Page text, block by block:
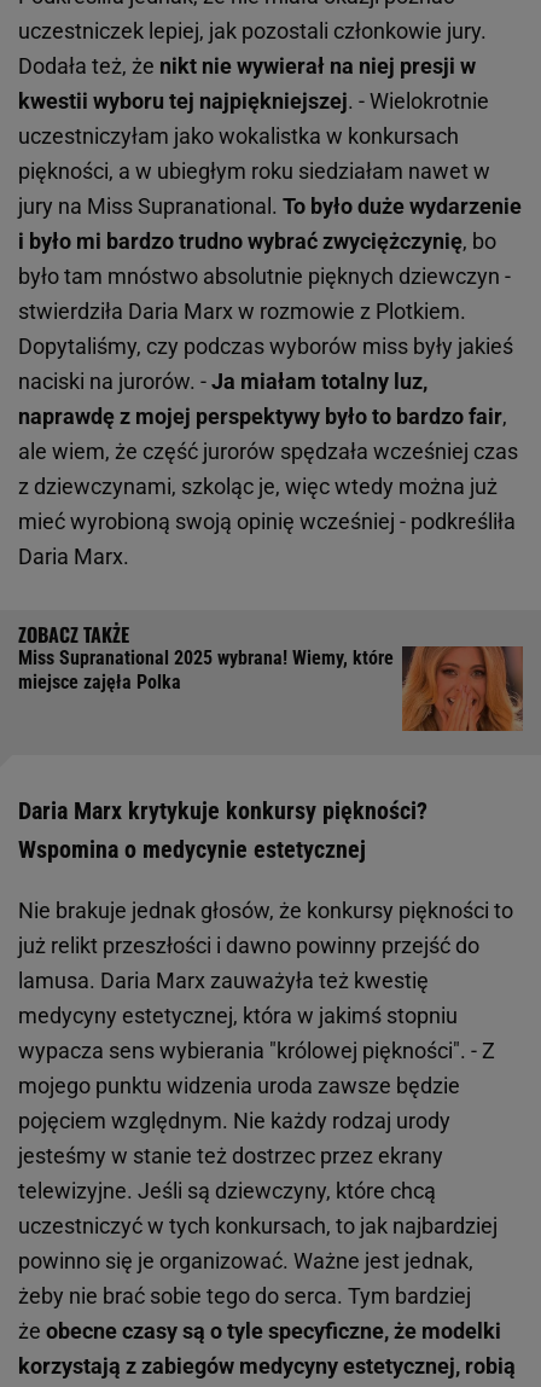
uczestniczek lepiej, jak pozostali członkowie jury.
Dodała też, że nikt nie wywierał na niej presji w
kwestii wyboru tej najpiękniejszej. - Wielokrotnie
uczestniczyłam jako wokalistka w konkursach
piękności, a w ubiegłym roku siedziałam nawet w
jury na Miss Supranational. To było duże wydarzenie
i było mi bardzo trudno wybrać zwyciężczynię, bo
było tam mnóstwo absolutnie pięknych dziewczyn -
stwierdziła Daria Marx w rozmowie z Plotkiem.
Dopytaliśmy, czy podczas wyborów miss były jakieś
naciski na jurorów. -Ja miałam totalny luz,
naprawdę z mojej perspektywy było to bardzo fair,
ale wiem, że część jurorów spędzała wcześniej czas
z dziewczynami, szkoląc je, więc wtedy można już
mieć wyrobioną swoją opinię wcześniej - podkreśliła
Daria Marx.
Miss Supranational 2025 wybrana! Wiemy, które
miejsce zajęła Polka
Daria Marx krytykuje konkursy piękności?
Wspomina o medycynie estetycznej
Nie brakuje jednak głosów, że konkursy piękności to
już relikt przeszłości i dawno powinny przejść do
lamusa. Daria Marx zauważyła też kwestię
medycyny estetycznej, która w jakimś stopniu
wypacza sens wybierania "królowej piękności". - Z
mojego punktu widzenia uroda zawsze będzie
pojęciem względnym. Nie każdy rodzaj urody
jesteśmy w stanie też dostrzec przez ekrany
telewizyjne. Jeśli są dziewczyny, które chcą
uczestniczyć w tych konkursach, to jak najbardziej
powinno się je organizować. Ważne jest jednak,
żeby nie brać sobie tego do serca. Tym bardziej
że obecne czasy są o tyle specyficzne, że modelki
korzystają z zabiegów medycyny estetycznej, robią